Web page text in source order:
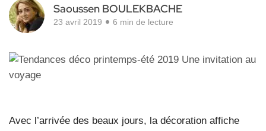
Saoussen BOULEKBACHE
23 avril 2019 6 min de lecture
Avec l’arrivée des beaux jours, la décoration affiche